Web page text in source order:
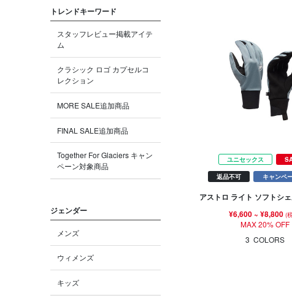
トレンドキーワード
スタッフレビュー掲載アイテ
ム
クラシック ロゴ カプセルコ
レクション
MORE SALE追加商品
FINAL SALE追加商品
Together For Glaciers キャン
ペーン対象商品
ジェンダー
メンズ
ウィメンズ
キッズ
ユニセックス
返品不可 キャンペ
アストロ ライト ソフトシ
¥6,600~ ¥8,800 (
MAX 20% OFF
3 COLORS